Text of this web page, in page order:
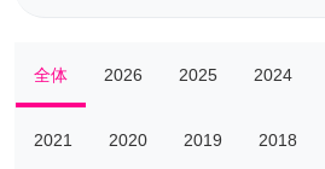
全体 2026 2025 2024
2021 2020 2019 2018